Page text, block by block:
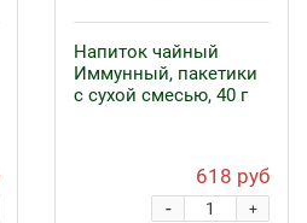
Напиток чайный
Иммунный, пакетики
с сухой смесью, 40 г
618 руб
+
-